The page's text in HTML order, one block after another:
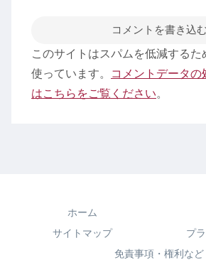
コメントを書き込む
このサイトはスパムを低減するた
使っています。
コメントデータの
はこちらをご覧ください。
ホーム
サイトマップ
プ
免責事項・権利など